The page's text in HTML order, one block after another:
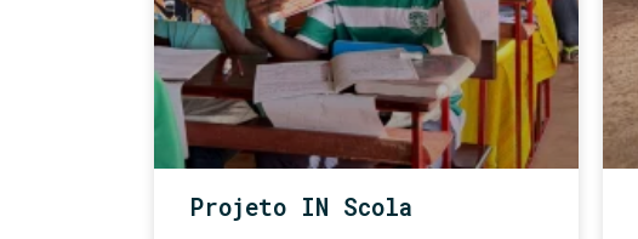
Projeto IN Scola